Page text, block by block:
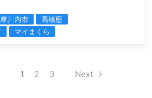
川内市
髙橋藍
マイまくら
1 2 3 Next